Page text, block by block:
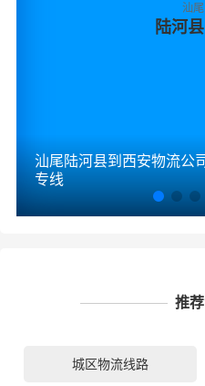
汕尾
陆河县
汕尾陆河县到西安物流公
专线
推
城区物流线路